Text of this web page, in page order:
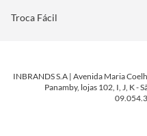
Troca Fácil
INBRANDS S.A | Avenida Maria
Panamby, lojas 102, I, J, K -